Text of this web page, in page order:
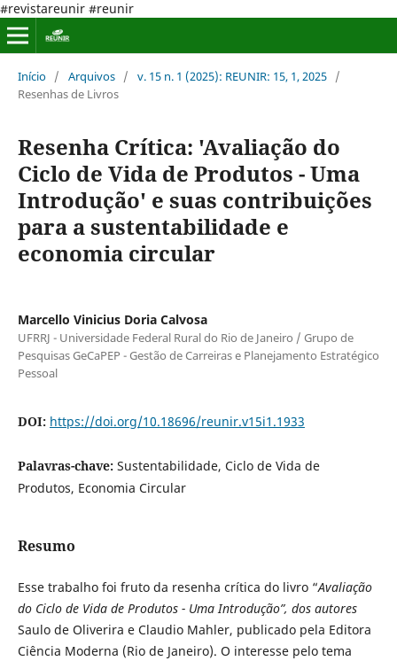
#revistareunir #reunir
Início / Arquivos / v. 15 n. 1 (2025): REUNIR: 15, 1, 2025 /
Resenhas de Livros
Resenha Crítica: 'Avaliação do
Ciclo de Vida de Produtos - Uma
Introdução' e suas contribuições
para a sustentabilidade e
economia circular
Marcello Vinicius Doria Calvosa
UFRRJ - Universidade Federal Rural do Rio de Janeiro / Grupo de
Pesquisas GeCaPEP - Gestão de Carreiras e Planejamento Estratégico
Pessoal
DOI: https://doi.org/10.18696/reunir.v15i1.1933
Palavras-chave: Sustentabilidade, Ciclo de Vida de
Produtos, Economia Circular
Resumo
Esse trabalho foi fruto da resenha crítica do livro “Avaliação
do Ciclo de Vida de Produtos - Uma Introdução”, dos autores
Saulo de Oliverira e Claudio Mahler, publicado pela Editora
Ciência Moderna (Rio de Janeiro). O interesse pelo tema